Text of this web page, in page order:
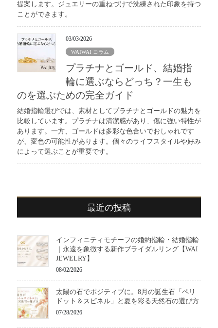
提案します。ジュエリーの重ねづけで洗練された印象を持つ
ことができます。
03/03/2026
WAIWAI コラム
プラチナとゴールド、結婚指
輪に選ぶならどっち？一生も
のを選ぶための完全ガイド
結婚指輪選びでは、素材としてプラチナとゴールドの魅力を
比較しています。プラチナは清潔感があり、傷に強い特性が
あります。一方、ゴールドは多彩な色合いでおしゃれです
が、変色の可能性があります。個々のライフスタイルや好み
によって選ぶことが重要です。
最近の投稿
インフィニティモチーフの婚約指輪・結婚指輪
｜永遠を象徴する新作ブライダルリング【WAI
JEWELRY】
08/02/2026
太陽の石でポジティブに。8月の誕生石「ペリ
ドット＆スピネル」と夏を彩る天然石の選び方
07/28/2026